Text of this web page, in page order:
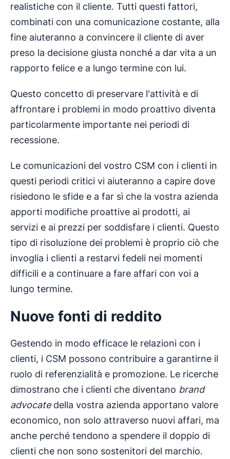
realistiche con il cliente. Tutti questi fattori,
combinati con una comunicazione costante, alla
fine aiuteranno a convincere il cliente di aver
preso la decisione giusta nonché a dar vita a un
rapporto felice e a lungo termine con lui.
Questo concetto di preservare l'attività e di
affrontare i problemi in modo proattivo diventa
particolarmente importante nei periodi di
recessione.
Le comunicazioni del vostro CSM con i clienti in
questi periodi critici vi aiuteranno a capire dove
risiedono le sfide e a far sì che la vostra azienda
apporti modifiche proattive ai prodotti, ai
servizi e ai prezzi per soddisfare i clienti. Questo
tipo di risoluzione dei problemi è proprio ciò che
invoglia i clienti a restarvi fedeli nei momenti
difficili e a continuare a fare affari con voi a
lungo termine.
Nuove fonti di reddito
Gestendo in modo efficace le relazioni con i
clienti, i CSM possono contribuire a garantirne il
ruolo di referenzialità e promozione. Le ricerche
dimostrano che i clienti che diventano brand
advocatedella vostra azienda apportano valore
economico, non solo attraverso nuovi affari, ma
anche perché tendono a spendere il doppio di
clienti che non sono sostenitori del marchio.